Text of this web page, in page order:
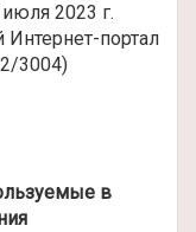
2023 г.
портал
3004)
в